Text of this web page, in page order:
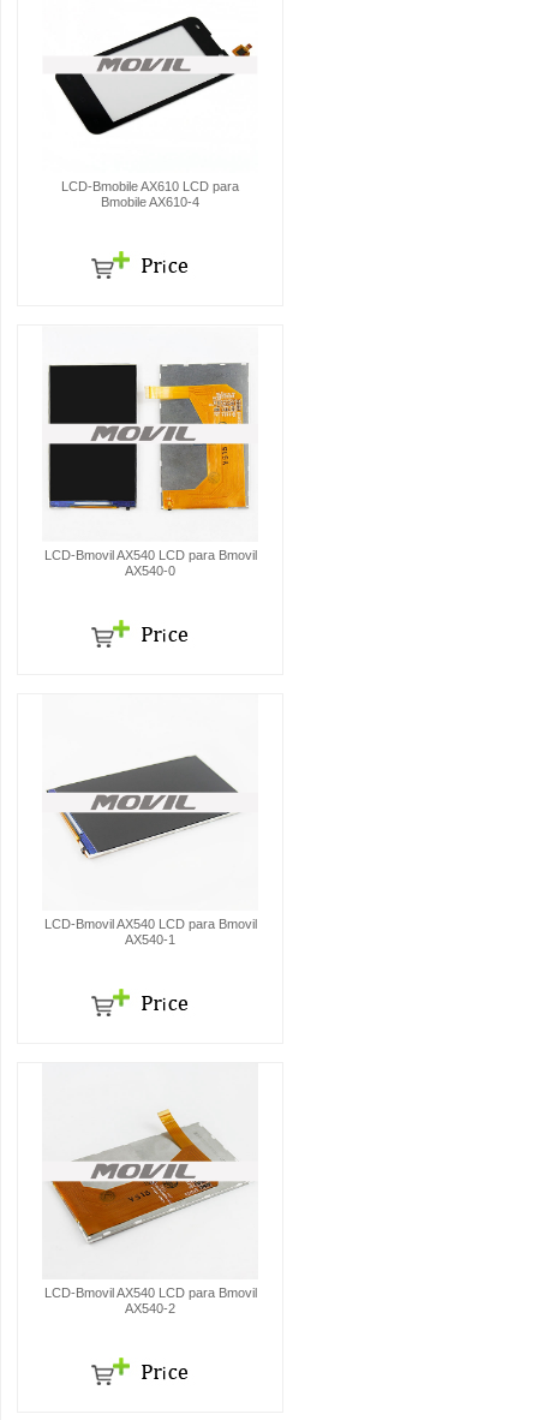
LCD-Bmobile AX610 LCD para
Bmobile AX610-4
LCD-Bmovil AX540 LCD para Bmovil
AX540-0
LCD-Bmovil AX540 LCD para Bmovil
AX540-1
LCD-Bmovil AX540 LCD para Bmovil
AX540-2